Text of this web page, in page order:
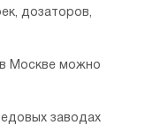
дозаторов,
Москве можно
заводах